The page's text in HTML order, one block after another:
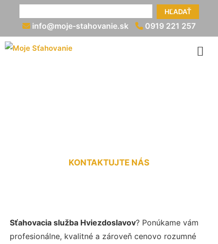
HĽADAŤ
info@moje-stahovanie.sk 0919 221 257
KONTAKTUJTE NÁS
Sťahovacia služba Hviezdoslavov? Ponúkame vám
profesionálne, kvalitné a zároveň cenovo rozumné